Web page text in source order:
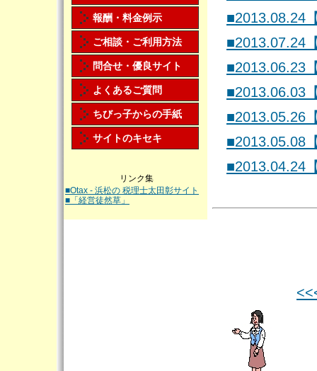
■2013.08.24
■2013.07.24
■2013.06.23
■2013.06.03
■2013.05.26
■2013.05.08
■2013.04.24
報酬・料金例示
ご相談・ご利用方法
問合せ・優良サイト
よくあるご質問
ちびっ子からの手紙
サイトのキセキ
リンク集
■Otax - 浜松の 税理士太田彰サイト
■「経営徒然草」